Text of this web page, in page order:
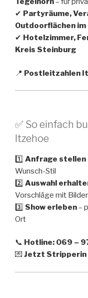
✔ Partyräume,
Outdoorflächen im
✔ Hotelzimmer,
Kreis Steinburg
📍 Postleitzahlen
✅ So einfach
Itzehoe
1️⃣ Anfrage stellen
Wunsch-Stil
2️⃣ Auswahl
Vorschläge mit
3️⃣ Show erleben–
Ort
📞 Hotline: 069 –
💌 Jetzt Stripperin